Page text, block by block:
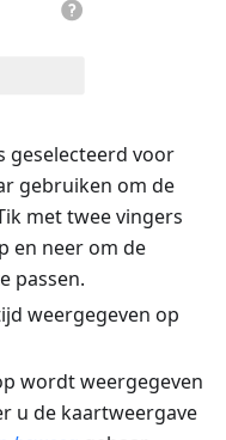
geselecteerd voor
gebruiken om de
met twee vingers
en neer om de
passen.
weergegeven op
wordt weergegeven
u de kaartweergave